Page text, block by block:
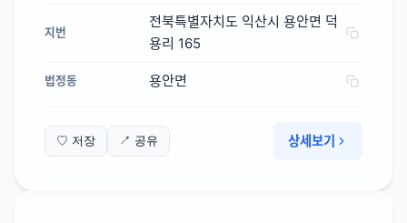
지번
전북특별자치도 익산시 용안면 덕
용리 165
법정동 용안면
♡ 저장 ↗ 공유 상세보기